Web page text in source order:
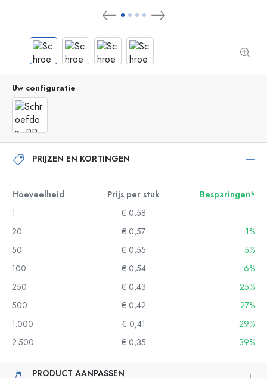
Uw configuratie
PRIJZEN EN KORTINGEN
Hoeveelheid Prijs per stuk
Besparingen*
1
€ 0,58
20
€ 0,57
1%
50
€ 0,55
5%
100
€ 0,54
6%
250
€ 0,43
25%
500
€ 0,42
27%
1.000
€ 0,41
29%
2.500
€ 0,35 39%
PRODUCT AANPASSEN